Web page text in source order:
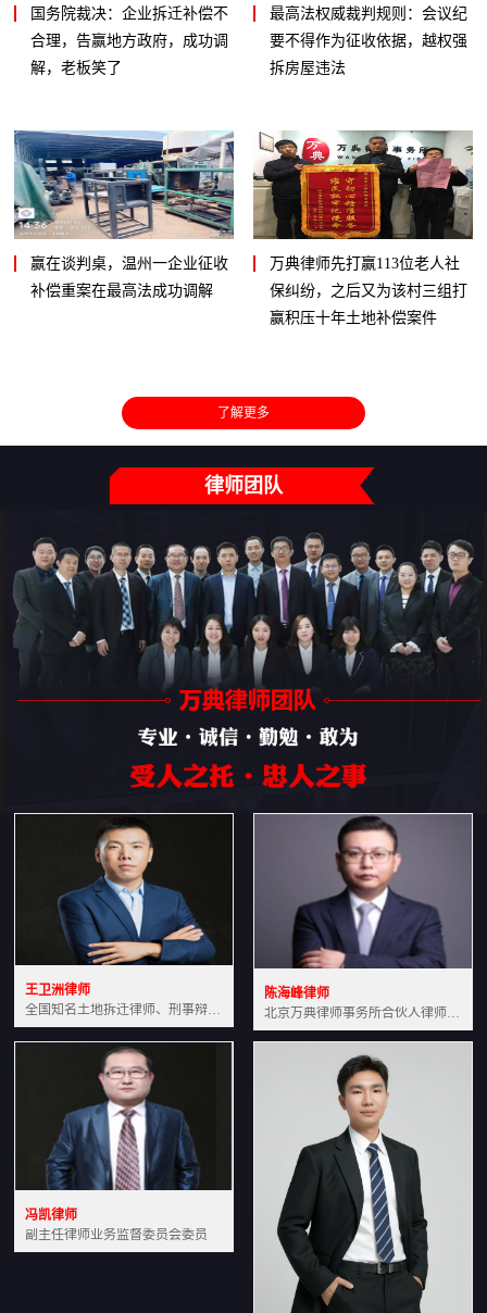
国务院裁决：企业拆迁补偿不
合理，告赢地方政府，成功调
解，老板笑了
最高法权威裁判规则：会议纪
要不得作为征收依据，越权强
拆房屋违法
赢在谈判桌，温州一企业征收
补偿重案在最高法成功调解
万典律师先打赢113位老人社
保纠纷，之后又为该村三组打
赢积压十年土地补偿案件
了解更多
律师团队
王卫洲律师
全国知名土地拆迁律师、刑事辩护律师北京万典律师事务所主任中国法学会会员北京市行政法研究会理事
陈海峰律师
北京万典律师事务所合伙人律师土地房产专业资深律师
冯凯律师
副主任律师业务监督委员会委员